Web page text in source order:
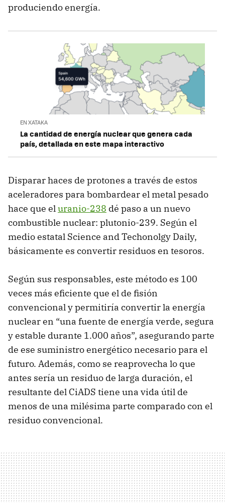
produciendo energía.
EN XATAKA
La cantidad de energía nuclear que genera cada
país, detallada en este mapa interactivo
Disparar haces de protones a través de estos
aceleradores para bombardear el metal pesado
hace que eluranio-238 dé paso a un nuevo
combustible nuclear: plutonio-239. Según el
medio estatal Science and Techonolgy Daily,
básicamente es convertir residuos en tesoros.
Según sus responsables, este método es 100
veces más eficiente que el de fisión
convencional y permitiría convertir la energía
nuclear en “una fuente de energía verde, segura
y estable durante 1.000 años”, asegurando parte
de ese suministro energético necesario para el
futuro. Además, como se reaprovecha lo que
antes sería un residuo de larga duración, el
resultante del CiADS tiene una vida útil de
menos de una milésima parte comparado con el
residuo convencional.